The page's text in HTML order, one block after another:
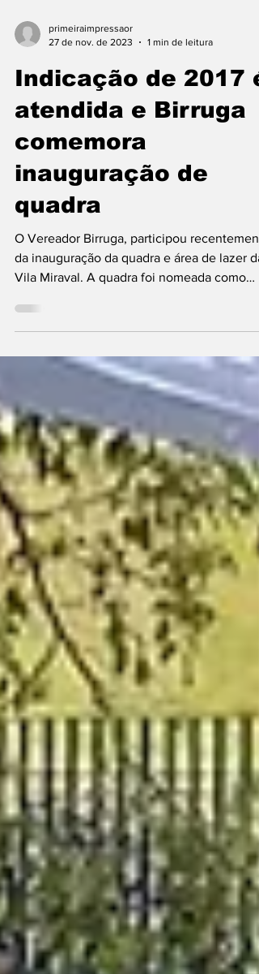
primeiraimpressaor
27 de nov. de 2023
1 min de leitura
Indicação de 2017 é
atendida e Birruga
comemora
inauguração de
quadra
da inauguração da quadra e área de lazer da
Vila Miraval. A quadra foi nomeada como
Henrique...